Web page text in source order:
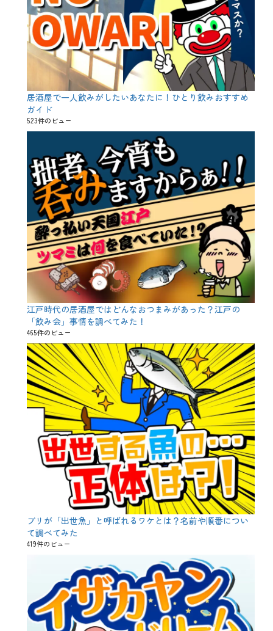
居酒屋で一人飲みがしたいあなたに！ひとり飲みおすすめ
ガイド
523件のビュー
江戸時代の居酒屋ではどんなおつまみがあった？江戸の
「飲み会」事情を調べてみた！
465件のビュー
ブリが「出世魚」と呼ばれるワケとは？名前や順番につい
て調べてみた
419件のビュー